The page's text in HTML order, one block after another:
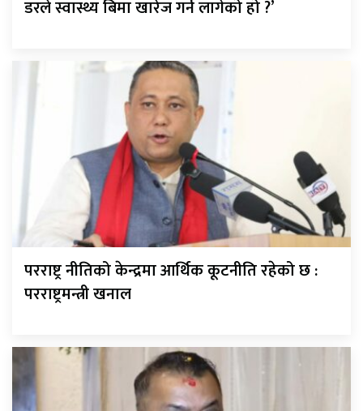
डरले स्वास्थ्य बिमा खारेज गर्न लागेको हो ?’
परराष्ट्र नीतिको केन्द्रमा आर्थिक कूटनीति रहेको छ :
परराष्ट्रमन्त्री खनाल